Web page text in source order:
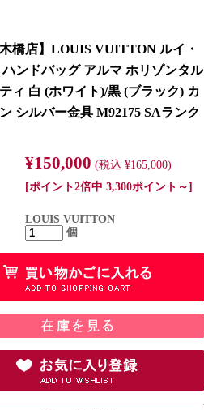
橋店】LOUIS VUITTON ルイ・
ンドバッグ アルマ ホリゾンタル
ィ 白 (ホワイト)/黒 (ブラック) カ
シルバー金具 M92175 SAランク
¥150,000 (税込 ¥165,000)
[ポイント2倍中 3,300ポイント～]
LOUIS VUITTON
個